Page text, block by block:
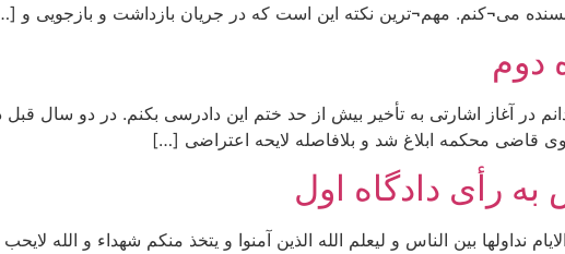
بسنده می¬کنم. مهم¬ترین نکته این است که در جریان بازداشت و بازجویی و
دوم
در آغاز اشارتی به تأخیر بیش از حد ختم این دادرسی بکنم. در دو سال قبل
قاضی محکمه ابلاغ شد و بلافاصله لایحه اعتراضی […]
رأی دادگاه اول